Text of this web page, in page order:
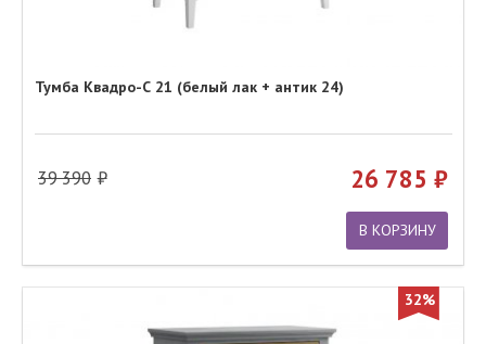
Тумба Квадро-С 21 (белый лак + антик 24)
39 390 26 785
В КОРЗИНУ
32%